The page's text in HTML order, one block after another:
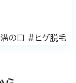
の口 #ヒゲ脱毛